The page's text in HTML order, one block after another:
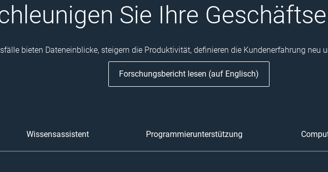
Sie Ihre
bieten Dateneinblicke, steigern die Produktivität, definieren die Kundenerfahrung neu
Forschungsbericht lesen (auf Englisch)
Wissensassistent Programmierunterstützung